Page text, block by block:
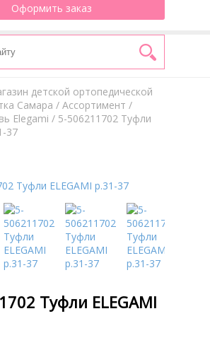
Оформить заказ
детской ортопедической
Самара / Aссортимент /
Elegami / 5-506211702 Туфли
37
Туфли ELEGAMI